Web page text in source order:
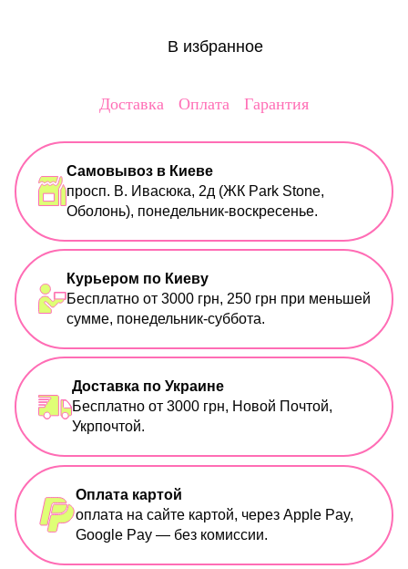
В избранное
Доставка Оплата Гарантия
Самовывоз в Киеве
просп. В. Ивасюка, 2д (ЖК Park Stone,
Оболонь), понедельник-воскресенье.
Курьером по Киеву
Бесплатно от 3000 грн, 250 грн при меньшей
сумме, понедельник-суббота.
Доставка по Украине
Бесплатно от 3000 грн, Новой Почтой,
Укрпочтой.
Оплата картой
оплата на сайте картой, через Apple Pay,
Google Pay — без комиссии.